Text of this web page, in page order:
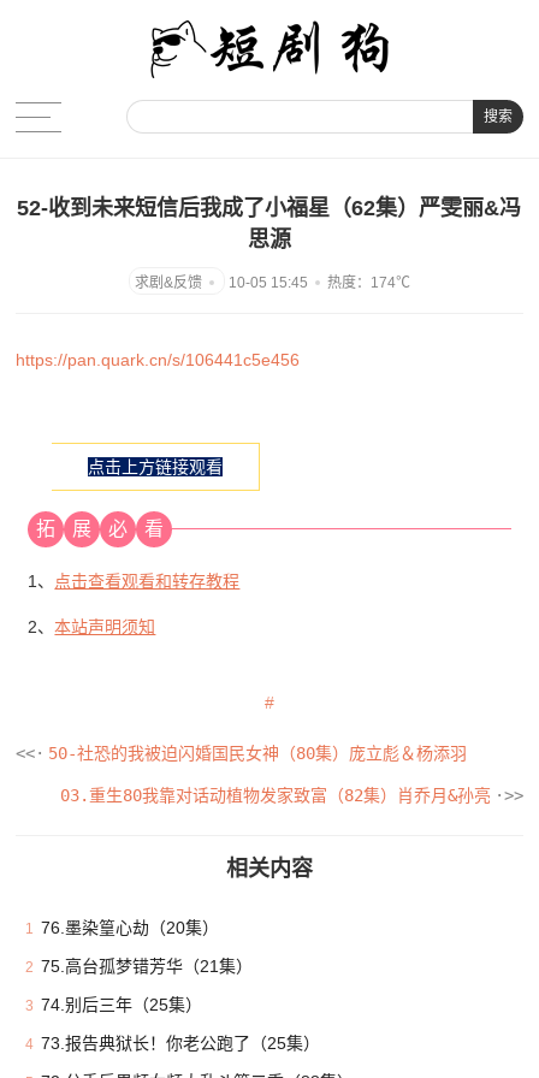
搜索
52-收到未来短信后我成了小福星（62集）严雯丽&冯
思源
10-05 15:45 热度：174℃
https://pan.quark.cn/s/106441c5e456
点击上方链接观看
拓 展 必 看
1、 点击查看观看和转存教程
2、本站声明须知
50-社恐的我被迫闪婚国民女神（80集）庞立彪＆杨添羽
03.重生80我靠对话动植物发家致富（82集）肖乔月&孙亮
相关内容
1 76.墨染篁心劫（20集）
2 75.高台孤梦错芳华（21集）
3 74.别后三年（25集）
4 73.报告典狱长！你老公跑了（25集）